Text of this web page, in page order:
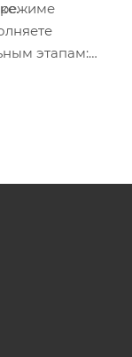
режиме
этапам: